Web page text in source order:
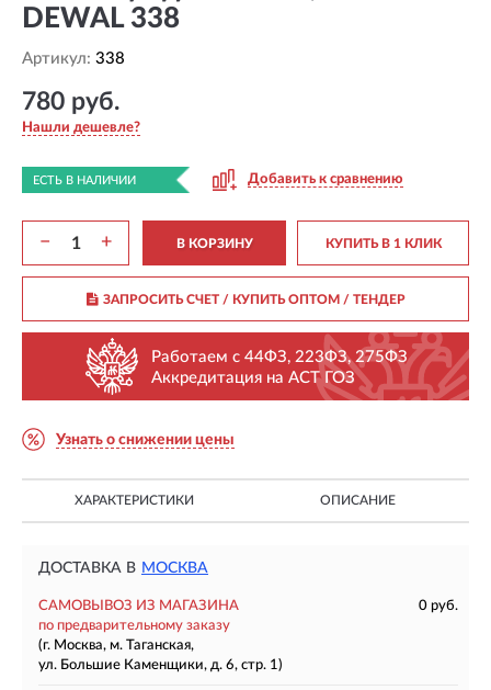
DEWAL 338
Артикул: 338
780 руб.
Нашли дешевле?
ЕСТЬ В НАЛИЧИИ Добавить к сравнению
− + В КОРЗИНУ КУПИТЬ В 1 КЛИК
ЗАПРОСИТЬ СЧЕТ / КУПИТЬ ОПТОМ/ ТЕНДЕР
Работаем с 44ФЗ, 223ФЗ, 275ФЗ
Аккредитация на АСТ ГОЗ
Узнать о снижении цены
ХАРАКТЕРИСТИКИ ОПИСАНИЕ
ДОСТАВКА В МОСКВА
САМОВЫВОЗ ИЗ МАГАЗИНА
0 руб.
по предварительному заказу
(г. Москва, м. Таганская,
ул. Большие Каменщики, д. 6, стр. 1)